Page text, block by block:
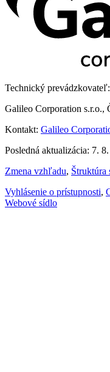
Technický prevádzkovateľ:
Galileo Corporation s.r.o.,
Kontakt: Galileo
Posledná aktualizácia: 7.
Zmena vzhľadu, Štruktúra
Vyhlásenie o prístupnosti,
Webové sídlo